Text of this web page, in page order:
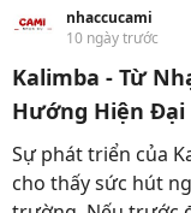
nhaccucami
10 ngày trước
Kalimba - Từ
Hướng Hiện Đại
Sự phát triển của
cho thấy sức hút